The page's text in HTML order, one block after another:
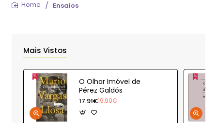
Ensaios
Mais Vistos
O Olhar Imóvel de
Pérez Galdós
17.91€19.90€